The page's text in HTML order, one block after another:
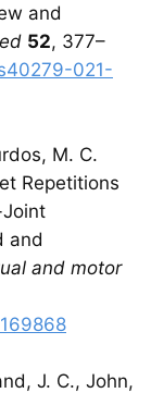
and
52, 377–
021-
M. C.
Repetitions
Joint
and
and motor
J. C., John,